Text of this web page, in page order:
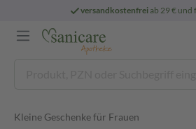
versandkostenfreiab 29 € und
Kleine Geschenke für Frauen